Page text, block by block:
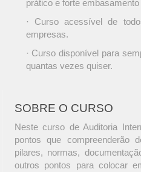
prático e forte embasamento
· Curso acessível de
empresas.
· Curso disponível para
quantas vezes quiser.
SOBRE O CURSO
Neste curso de Auditoria
pontos que compreenderão
pilares, normas,
outros pontos para colocar